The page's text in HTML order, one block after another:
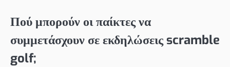
Πού μπορούν οι παίκτες να
συμμετάσχουν σε εκδηλώσεις scramble
golf;